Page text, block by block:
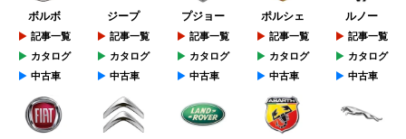
ボルボ
記事一覧
カタログ
中古車
ジープ
記事一覧
カタログ
中古車
プジョー
記事一覧
カタログ
中古車
ポルシェ
記事一覧
カタログ
中古車
ルノー
記事一覧
カタログ
中古車